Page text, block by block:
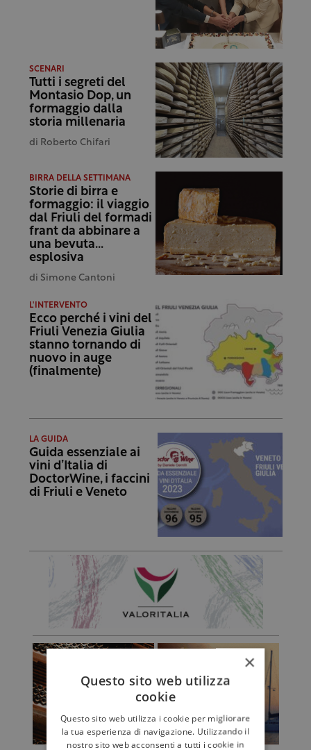
SCENARI
Tutti i segreti del
Montasio Dop, un
formaggio dalla
storia millenaria
di Roberto Chifari
BIRRA DELLA SETTIMANA
Storie di birra e
formaggio: il viaggio
dal Friuli del formadi
frant da abbinare a
una bevuta…
esplosiva
di Simone Cantoni
L'INTERVENTO
Ecco perché i vini del
Friuli Venezia Giulia
stanno tornando di
nuovo in auge
(finalmente)
LA GUIDA
Guida essenziale ai
vini d’Italia di
DoctorWine, i faccini
di Friuli e Veneto
×
Questo sito web utilizza
cookie
Questo sito web utilizza i cookie per migliorare
la tua esperienza di navigazione. Utilizzando il
nostro sito web acconsenti a tutti i cookie in